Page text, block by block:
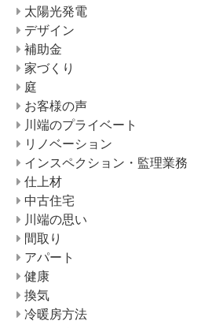
太陽光発電
デザイン
補助金
家づくり
庭
お客様の声
川端のプライベート
リノベーション
インスペクション・監理業務
仕上材
中古住宅
川端の思い
間取り
アパート
健康
換気
冷暖房方法